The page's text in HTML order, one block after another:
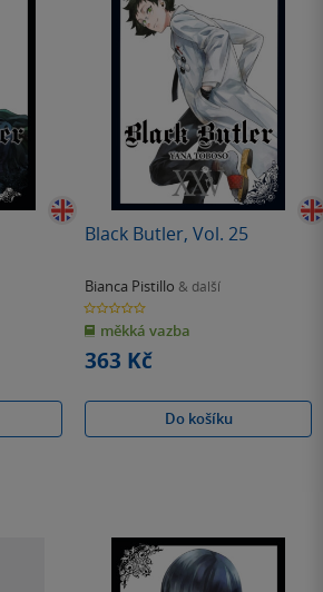
Black Butler, Vol. 25
Bianca Pistillo & další
0.0
z
5
hvězdiček
měkká vazba
363 Kč
Do košíku